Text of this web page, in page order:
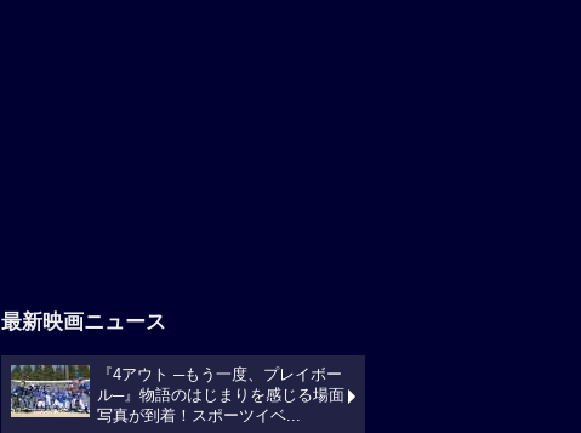
最新映画ニュース
『4アウト ─もう一度、プレイボー
ル─』物語のはじまりを感じる場面
写真が到着！スポーツイベ...